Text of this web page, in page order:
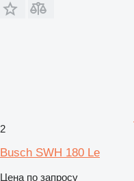
2
Busch SWH 180 Le
Цена по запросу